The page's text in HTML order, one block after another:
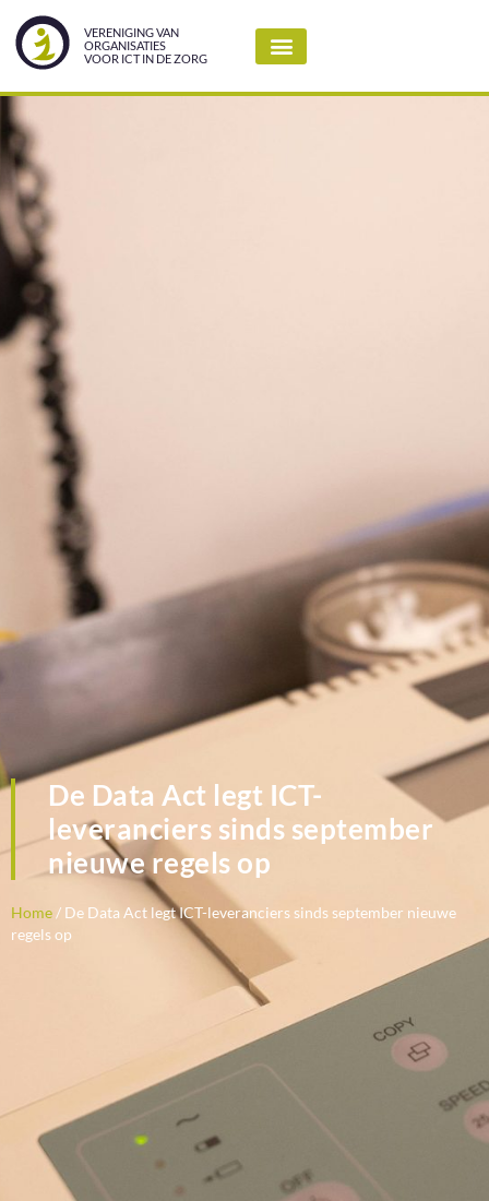
VERENIGING VAN
ORGANISATIES
VOOR ICT IN DE ZORG
De Data Act legt ICT-
leveranciers sinds september
nieuwe regels op
Home / De Data Act legt ICT-leveranciers sinds september nieuwe
regels op